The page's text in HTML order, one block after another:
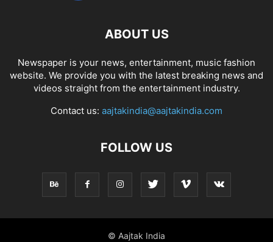
ABOUT US
Newspaper is your news, entertainment, music fashion
website. We provide you with the latest breaking news and
videos straight from the entertainment industry.
Contact us: aajtakindia@aajtakindia.com
FOLLOW US
© Aajtak India